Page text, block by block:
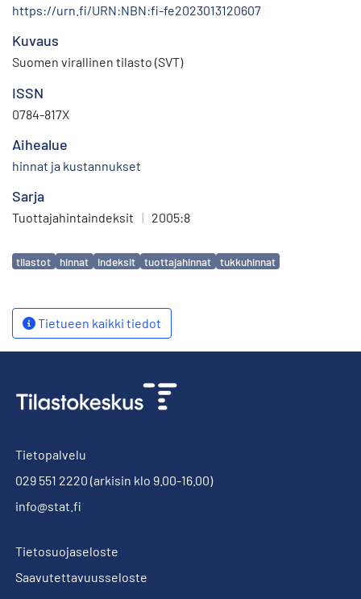
https://urn.fi/URN:NBN:fi-fe2023013120607
Kuvaus
Suomen virallinen tilasto (SVT)
ISSN
0784-817X
Aihealue
hinnat ja kustannukset
Sarja
Tuottajahintaindeksit | 2005:8
Avainsanat
tilastot hinnat indeksit tuottajahinnat tukkuhinnat
Tietueen kaikki tiedot
Tietopalvelu
029 551 2220 (arkisin klo 9.00-16.00)
info@stat.fi
Tietosuojaseloste
Saavutettavuusseloste